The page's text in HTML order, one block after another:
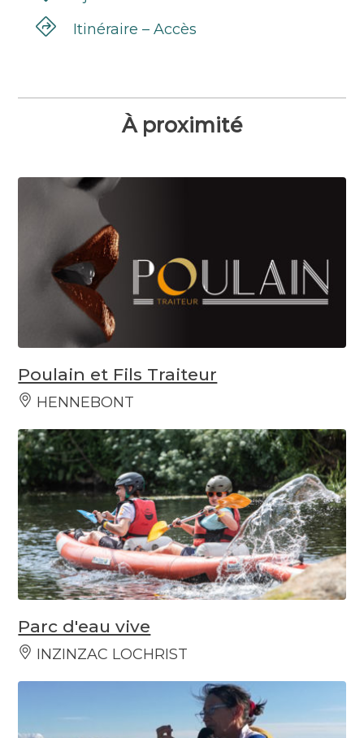
Itinéraire – Accès
À proximité
Poulain et Fils Traiteur
HENNEBONT
Parc d'eau vive
INZINZAC LOCHRIST